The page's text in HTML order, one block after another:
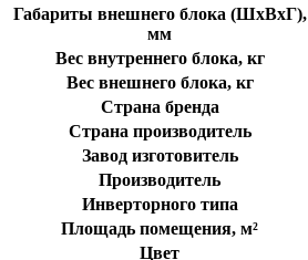
Габариты внешнего блока (ШхВхГ),
мм
Вес внутреннего блока, кг
Вес внешнего блока, кг
Страна бренда
Страна производитель
Завод изготовитель
Производитель
Инверторного типа
Площадь помещения, м²
Цвет